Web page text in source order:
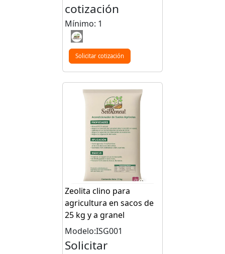
cotización
Mínimo: 1
Solicitar cotización
Zeolita clino para
agricultura en sacos de
25 kg y a granel
Modelo:ISG001
Solicitar